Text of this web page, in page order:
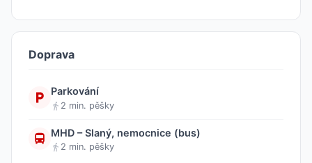
Doprava
Parkování
2 min. pěšky
MHD – Slaný, nemocnice (bus)
2 min. pěšky